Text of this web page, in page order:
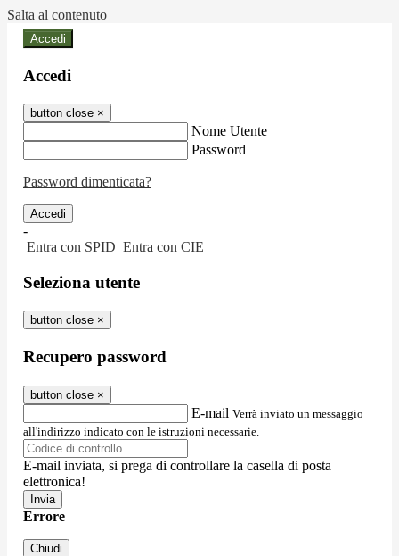
Salta al contenuto
Accedi
Accedi
button close ×
Nome Utente
Password
Password dimenticata?
-
Entra con SPID Entra con CIE
Seleziona utente
button close ×
Recupero password
button close ×
E-mail Verrà inviato un messaggio
all'indirizzo indicato con le istruzioni necessarie.
E-mail inviata, si prega di controllare la casella di posta
elettronica!
Errore
Chiudi